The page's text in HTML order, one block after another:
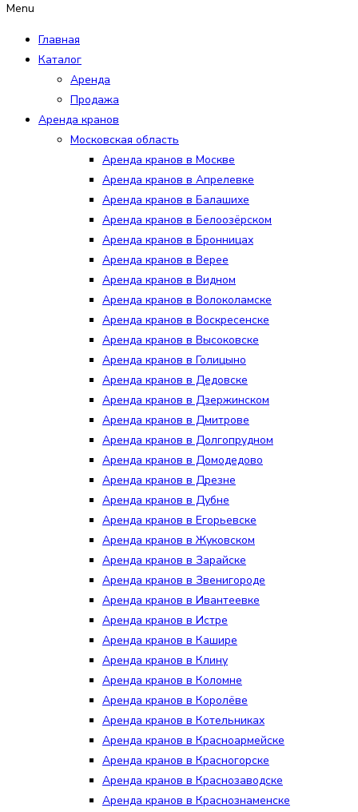
Menu
Главная
Каталог
Аренда
Продажа
Аренда кранов
Московская область
Аренда кранов в Москве
Аренда кранов в Апрелевке
Аренда кранов в Балашихе
Аренда кранов в Белоозёрском
Аренда кранов в Бронницах
Аренда кранов в Верее
Аренда кранов в Видном
Аренда кранов в Волоколамске
Аренда кранов в Воскресенске
Аренда кранов в Высоковске
Аренда кранов в Голицыно
Аренда кранов в Дедовске
Аренда кранов в Дзержинском
Аренда кранов в Дмитрове
Аренда кранов в Долгопрудном
Аренда кранов в Домодедово
Аренда кранов в Дрезне
Аренда кранов в Дубне
Аренда кранов в Егорьевске
Аренда кранов в Жуковском
Аренда кранов в Зарайске
Аренда кранов в Звенигороде
Аренда кранов в Ивантеевке
Аренда кранов в Истре
Аренда кранов в Кашире
Аренда кранов в Клину
Аренда кранов в Коломне
Аренда кранов в Королёве
Аренда кранов в Котельниках
Аренда кранов в Красноармейске
Аренда кранов в Красногорске
Аренда кранов в Краснозаводске
Аренда кранов в Краснознаменске